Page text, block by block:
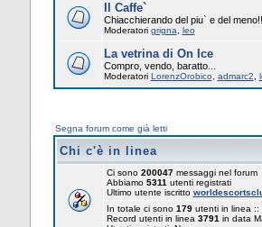
Il Caffe`
Chiacchierando del piu` e del
Moderatori grigna leo
La vetrina di On Ice
Compro, vendo, baratto...
Moderatori LorenzOrobico admarc2
Segna forum come già letti
Chi c'è in linea
Ci sono 200047messaggi nel forum
Abbiamo 5311 utenti registrati
Ultimo utente iscritto
In totale ci sono 179utenti in linea ::
Record utenti in linea 3791 in data